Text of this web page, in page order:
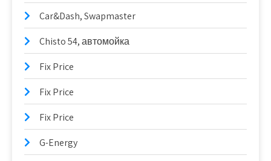
Car&Dash, Swapmaster
Chisto 54, автомойка
Fix Price
Fix Price
Fix Price
G-Energy